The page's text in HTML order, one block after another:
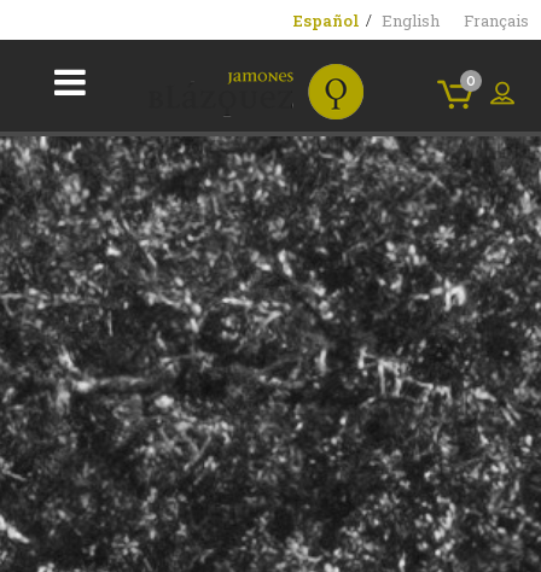
Español English Français
0